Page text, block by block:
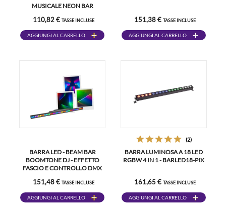
MUSICALE NEON BAR
110,82 € TASSE INCLUSE
AGGIUNGI AL CARRELLO
151,38 € TASSE INCLUSE
AGGIUNGI AL CARRELLO
BARRA LED - BEAM BAR
BOOMTONE DJ - EFFETTO
FASCIO E CONTROLLO DMX
151,48 € TASSE INCLUSE
AGGIUNGI AL CARRELLO
(2)
BARRA LUMINOSA A 18 LED
RGBW 4 IN 1 - BARLED18-PIX
161,65 € TASSE INCLUSE
AGGIUNGI AL CARRELLO